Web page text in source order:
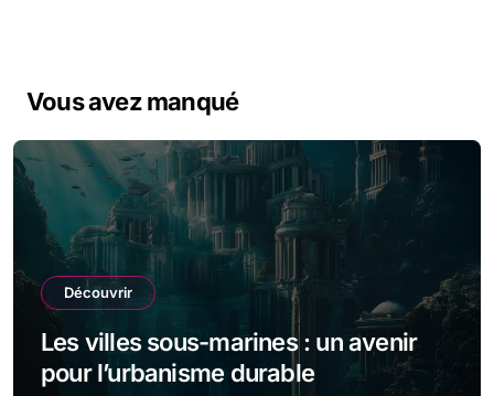
Vous avez manqué
Découvrir
Les villes sous-marines : un avenir
pour l’urbanisme durable